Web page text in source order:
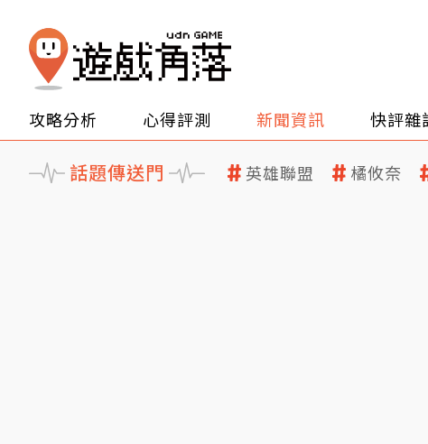
攻略分析 心得評測 新聞資訊 快評雜
話題傳送門 英雄聯盟 橘攸奈